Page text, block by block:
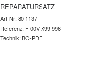
REPARATURSATZ
Art-Nr: 80 1137
Referenz: F 00V X99 996
Technik: BO-PDE